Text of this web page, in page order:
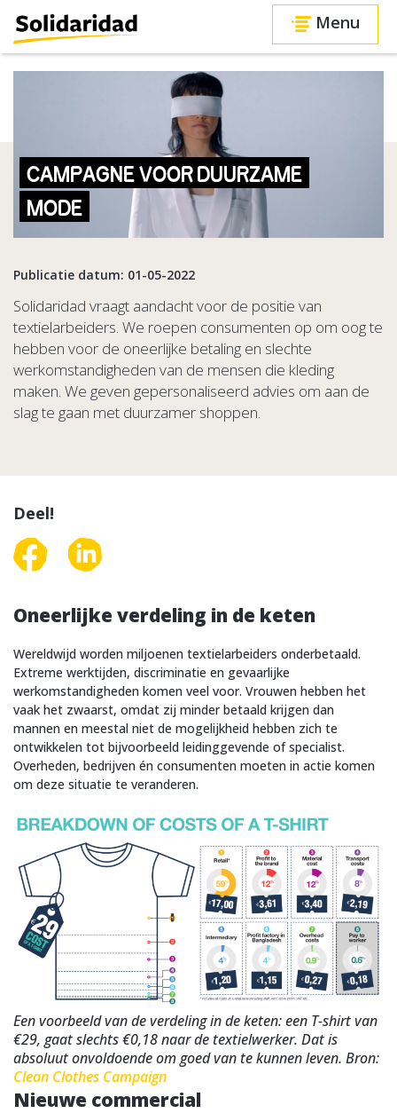
Menu
CAMPAGNE VOOR DUURZAME
MODE
Publicatie datum: 01-05-2022
Solidaridad vraagt aandacht voor de positie van
textielarbeiders. We roepen consumenten op om oog te
hebben voor de oneerlijke betaling en slechte
werkomstandigheden van de mensen die kleding
maken. We geven gepersonaliseerd advies om aan de
slag te gaan met duurzamer shoppen.
Deel!
Oneerlijke verdeling in de keten
Wereldwijd worden miljoenen textielarbeiders onderbetaald.
Extreme werktijden, discriminatie en gevaarlijke
werkomstandigheden komen veel voor. Vrouwen hebben het
vaak het zwaarst, omdat zij minder betaald krijgen dan
mannen en meestal niet de mogelijkheid hebben zich te
ontwikkelen tot bijvoorbeeld leidinggevende of specialist.
Overheden, bedrijven én consumenten moeten in actie komen
om deze situatie te veranderen.
Een voorbeeld van de verdeling in de keten: een T-shirt van
€29, gaat slechts €0,18 naar de textielwerker. Dat is
absoluut onvoldoende om goed van te kunnen leven. Bron:
Clean Clothes Campaign
Nieuwe commercial